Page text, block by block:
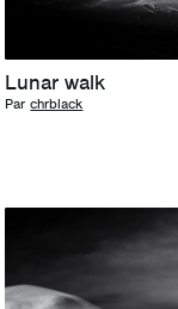
Lunar walk
Par chrblack